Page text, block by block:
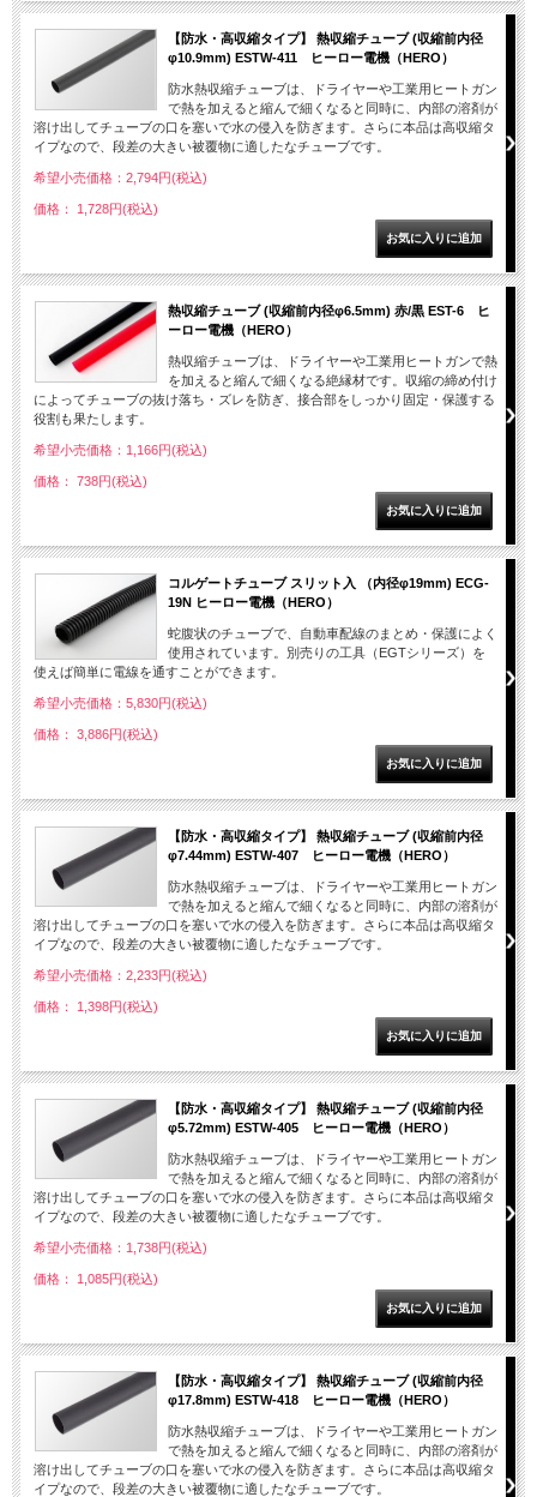
【防水・高収縮タイプ】 熱収縮チューブ (収縮前内径
φ10.9mm) ESTW-411 ヒーロー電機（HERO）
防水熱収縮チューブは、ドライヤーや工業用ヒートガン
で熱を加えると縮んで細くなると同時に、内部の溶剤が
溶け出してチューブの口を塞いで水の侵入を防ぎます。さらに本品は高収縮タ
イプなので、段差の大きい被覆物に適したなチューブです。
希望小売価格：2,794円(税込)
価格： 1,728円(税込)
熱収縮チューブ (収縮前内径φ6.5mm) 赤/黒 EST-6 ヒ
ーロー電機（HERO）
熱収縮チューブは、ドライヤーや工業用ヒートガンで熱
を加えると縮んで細くなる絶縁材です。収縮の締め付け
によってチューブの抜け落ち・ズレを防ぎ、接合部をしっかり固定・保護する
役割も果たします。
希望小売価格：1,166円(税込)
価格： 738円(税込)
コルゲートチューブ スリット入 （内径φ19mm) ECG-
19N ヒーロー電機（HERO）
蛇腹状のチューブで、自動車配線のまとめ・保護によく
使用されています。別売りの工具（EGTシリーズ）を
使えば簡単に電線を通すことができます。
希望小売価格：5,830円(税込)
価格： 3,886円(税込)
【防水・高収縮タイプ】 熱収縮チューブ (収縮前内径
φ7.44mm) ESTW-407 ヒーロー電機（HERO）
防水熱収縮チューブは、ドライヤーや工業用ヒートガン
で熱を加えると縮んで細くなると同時に、内部の溶剤が
溶け出してチューブの口を塞いで水の侵入を防ぎます。さらに本品は高収縮タ
イプなので、段差の大きい被覆物に適したなチューブです。
希望小売価格：2,233円(税込)
価格： 1,398円(税込)
【防水・高収縮タイプ】 熱収縮チューブ (収縮前内径
φ5.72mm) ESTW-405 ヒーロー電機（HERO）
防水熱収縮チューブは、ドライヤーや工業用ヒートガン
で熱を加えると縮んで細くなると同時に、内部の溶剤が
溶け出してチューブの口を塞いで水の侵入を防ぎます。さらに本品は高収縮タ
イプなので、段差の大きい被覆物に適したなチューブです。
希望小売価格：1,738円(税込)
価格： 1,085円(税込)
【防水・高収縮タイプ】 熱収縮チューブ (収縮前内径
φ17.8mm) ESTW-418 ヒーロー電機（HERO）
防水熱収縮チューブは、ドライヤーや工業用ヒートガン
で熱を加えると縮んで細くなると同時に、内部の溶剤が
溶け出してチューブの口を塞いで水の侵入を防ぎます。さらに本品は高収縮タ
イプなので、段差の大きい被覆物に適したなチューブです。